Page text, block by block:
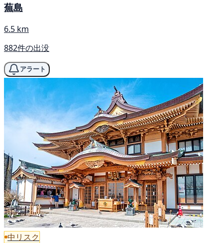
蕪島
6.5 km
882件の出没
アラート
中リスク